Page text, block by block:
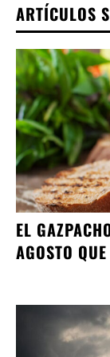
ARTÍCULOS
EL
AGOSTO